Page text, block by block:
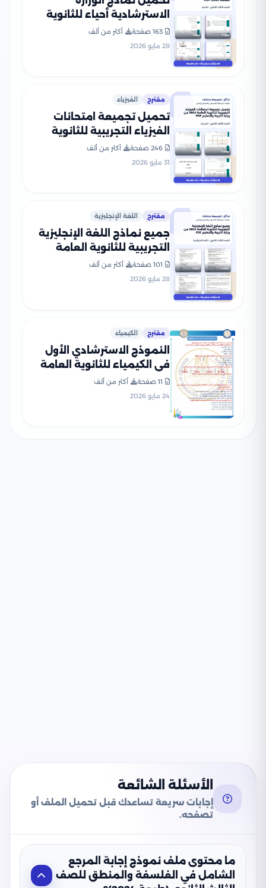
الاسترشادية أحياء للثانوية
العامة 2026 PDF
163 صفحة
أكثر من ألف
28 مايو 2026
مقترح الفيزياء
تحميل تجميعة امتحانات
الفيزياء التجريبية للثانوية
العامة 2026 من وزارة التربية
والتعليم PDF
246 صفحة
أكثر من ألف
31 مايو 2026
مقترح اللغة الإنجليزية
جميع نماذج اللغة الإنجليزية
التجريبية للثانوية العامة
2026 من وزارة التربية
والتعليم PDF
101 صفحة
أكثر من ألف
28 مايو 2026
مقترح الكيمياء
النموذج الاسترشادي الأول
في الكيمياء للثانوية العامة
2026 بصيغة PDF
11 صفحة
أكثر من ألف
24 مايو 2026
الأسئلة الشائعة
إجابات سريعة تساعدك قبل تحميل الملف أو
تصفحه.
ما محتوى ملف نموذج إجابة المرجع
الشامل في الفلسفة والمنطق للصف